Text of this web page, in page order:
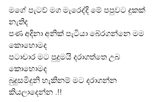
මගේ පැටව් මග මැරෙද්දි මේ පපුවට දුකක්
නැතිද
පණ අදිනා අනික් පැටියා බේරගන්නෙ මම
කොහොමද
පටාචාර මට පුදුමයි දරාගත්තෙ උබ
කොහොමද
බුදුසමිදුනි හැකිනම් මට දරාගන්න
කියලාදෙන්න .!!